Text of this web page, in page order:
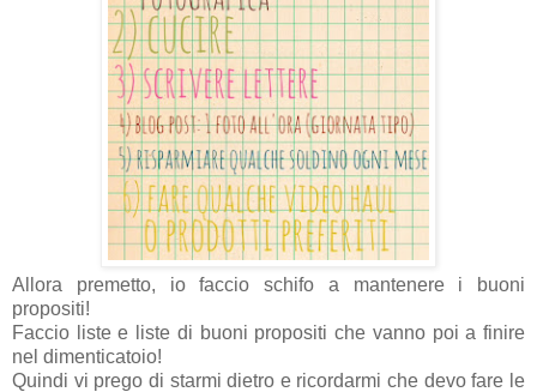
Allora premetto, io faccio schifo a mantenere i buoni
propositi!
Faccio liste e liste di buoni propositi che vanno poi a finire
nel dimenticatoio!
Quindi vi prego di starmi dietro e ricordarmi che devo fare le